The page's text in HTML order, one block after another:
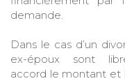
demande.
Dans le cas d’un
ex-époux sont
accord le montant et